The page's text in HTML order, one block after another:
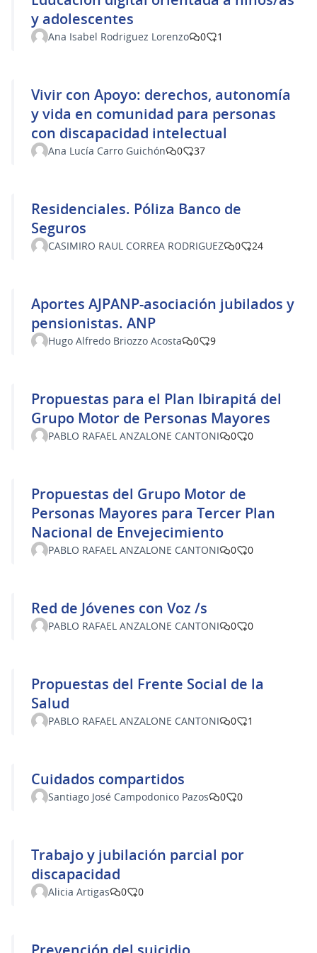
y adolescentes
Ana Isabel Rodriguez Lorenzo 0 1
Vivir con Apoyo: derechos, autonomía
y vida en comunidad para personas
con discapacidad intelectual
Ana Lucía Carro Guichón 0 37
Residenciales. Póliza Banco de
Seguros
CASIMIRO RAUL CORREA RODRIGUEZ 0 24
Aportes AJPANP-asociación jubilados y
pensionistas. ANP
Hugo Alfredo Briozzo Acosta 0 9
Propuestas para el Plan Ibirapitá del
Grupo Motor de Personas Mayores
PABLO RAFAEL ANZALONE CANTONI 0 0
Propuestas del Grupo Motor de
Personas Mayores para Tercer Plan
Nacional de Envejecimiento
PABLO RAFAEL ANZALONE CANTONI 0 0
Red de Jóvenes con Voz /s
PABLO RAFAEL ANZALONE CANTONI 0 0
Propuestas del Frente Social de la
Salud
PABLO RAFAEL ANZALONE CANTONI 0 1
Cuidados compartidos
Santiago José Campodonico Pazos 0 0
Trabajo y jubilación parcial por
discapacidad
Alicia Artigas 0 0